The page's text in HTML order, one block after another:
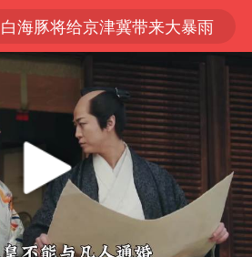
白海豚将给京津冀带来大暴雨
杭州机场已取消航班388架次
王艺迪无缘横滨赛决赛
浙江省委书记王浩再调度：该停下的坚决停下来，让社会面静下来
《披荆斩棘2026》阵容官宣